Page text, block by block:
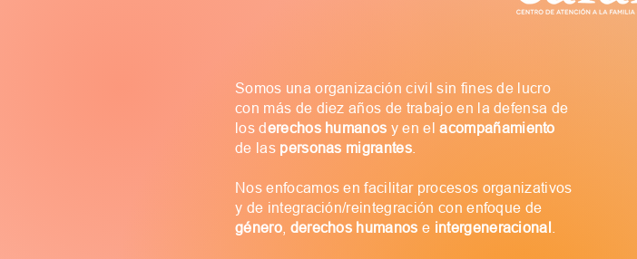
Somos una organización civil sin fines de lucro
con más de diez años de trabajo en la defensa de
los derechos humanos y en elacompañamiento
de las personas migrantes
Nos enfocamos en facilitar procesos organizativos
y de integración/reintegración con enfoque de
género, derechos humanos e intergeneracional